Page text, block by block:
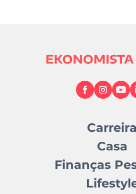
Carreira
Casa
Finanças